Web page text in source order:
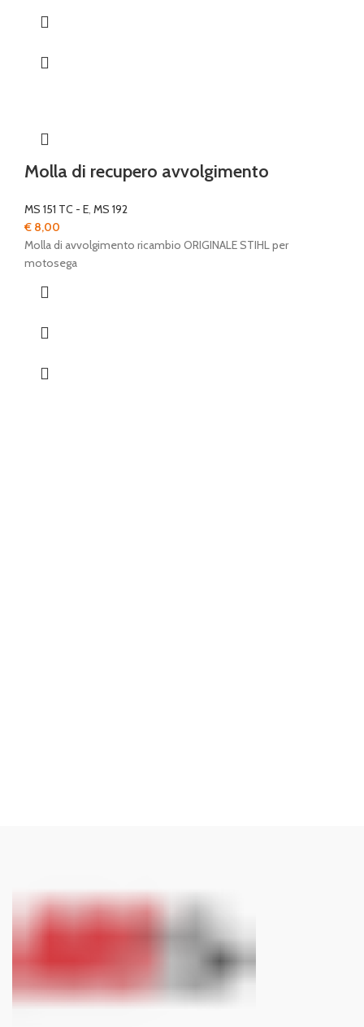
Molla di recupero avvolgimento
MS 151 TC - E, MS 192
€ 8,00
Molla di avvolgimento ricambio ORIGINALE STIHL per
motosega